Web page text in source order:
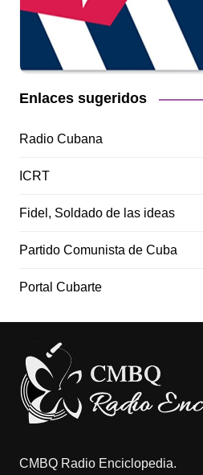
Enlaces sugeridos
Radio Cubana
ICRT
Fidel, Soldado de las ideas
Partido Comunista de Cuba
Portal Cubarte
CMBQ Radio Enciclopedia.